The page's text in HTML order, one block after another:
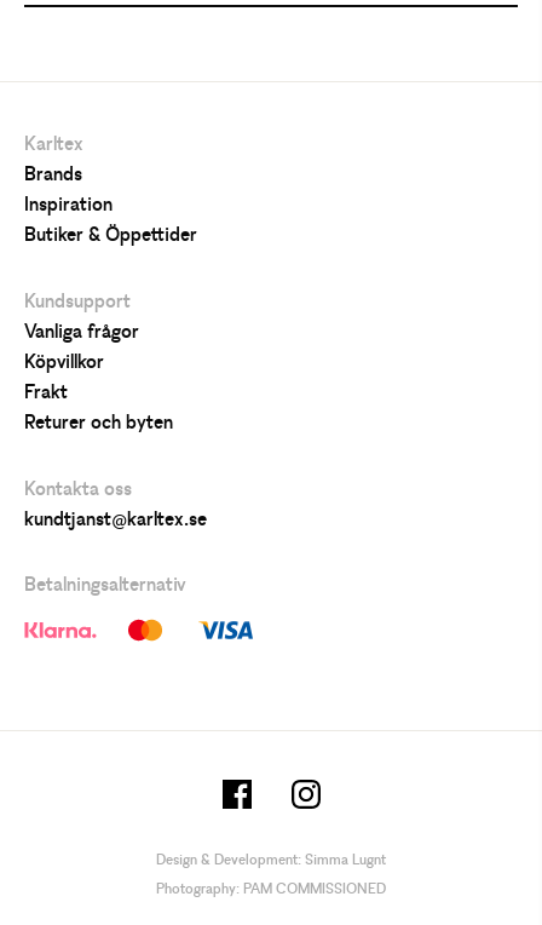
Karltex
Brands
Inspiration
Butiker & Öppettider
Kundsupport
Vanliga frågor
Köpvillkor
Frakt
Returer och byten
Kontakta oss
kundtjanst@karltex.se
Betalningsalternativ
Design & Development: Simma Lugnt
Photography: PAM COMMISSIONED